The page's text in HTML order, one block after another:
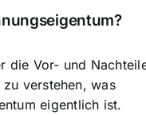
die Vor- und
verstehen, was
eigentlich ist.